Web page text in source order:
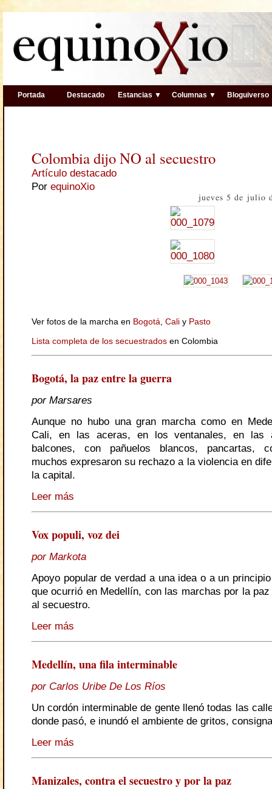
Portada Destacado Estancias ▼ Columnas ▼ Bloguiverso
Colombia dijo NO al secuestro
Artículo destacado
Por equinoXio
jueves 5 de julio
Ver fotos de la marcha en Bogotá, Cali y Pasto
Lista completa de los secuestrados en Colombia
Bogotá, la paz entre la guerra
por Marsares
Aunque no hubo una gran marcha como en
Cali, en las aceras, en los ventanales, en las
balcones, con pañuelos blancos, pancartas,
muchos expresaron su rechazo a la violencia en
la capital.
Leer más
Vox populi, voz dei
por Markota
Apoyo popular de verdad a una idea o a un
que ocurrió en Medellín, con las marchas por la
al secuestro.
Leer más
Medellín, una fila interminable
por Carlos Uribe De Los Ríos
Un cordón interminable de gente llenó todas las
donde pasó, e inundó el ambiente de gritos,
Leer más
Manizales, contra el secuestro y por la paz